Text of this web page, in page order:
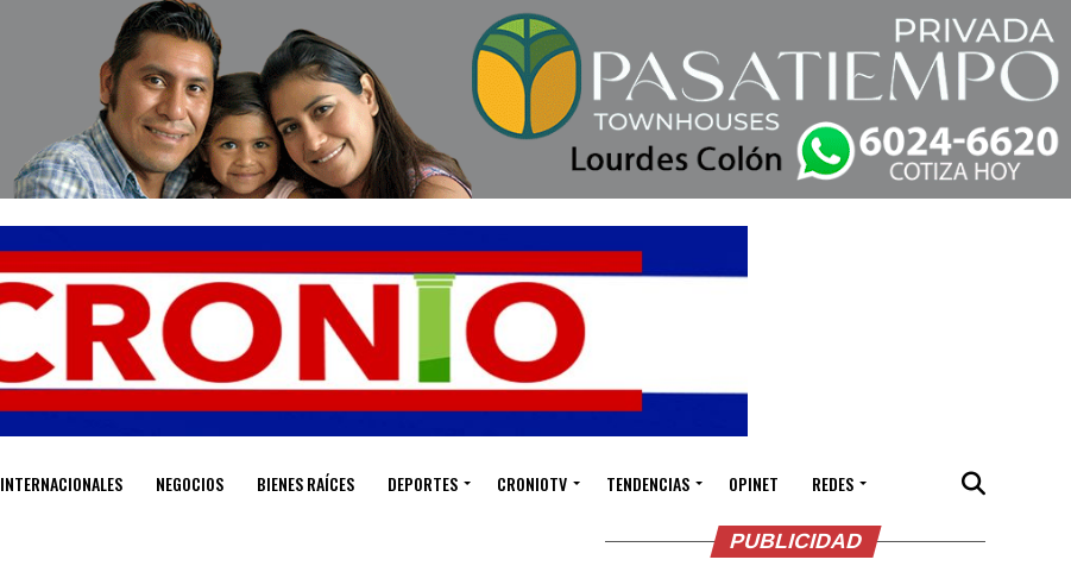
INTERNACIONALES NEGOCIOS BIENES RAÍCES DEPORTES CRONIOTV TENDENCIAS OPINET REDES
PUBLICIDAD